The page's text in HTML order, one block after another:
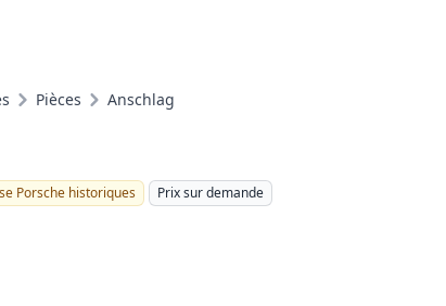
Pièces Anschlag
Porsche historiques Prix ​​sur demande